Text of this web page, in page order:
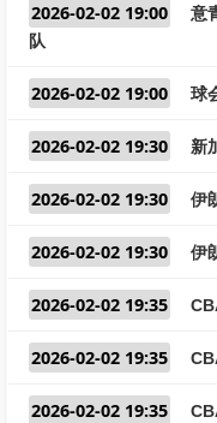
2026-02-02 19:00 意
队
2026-02-02 19:00 球
2026-02-02 19:30 新
2026-02-02 19:30 伊
2026-02-02 19:30 伊
2026-02-02 19:35
2026-02-02 19:35
2026-02-02 19:35